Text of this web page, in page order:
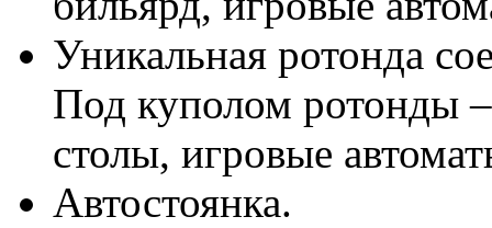
Уникальная ротонда
Под куполом ротонды
столы, игровые
Автостоянка.